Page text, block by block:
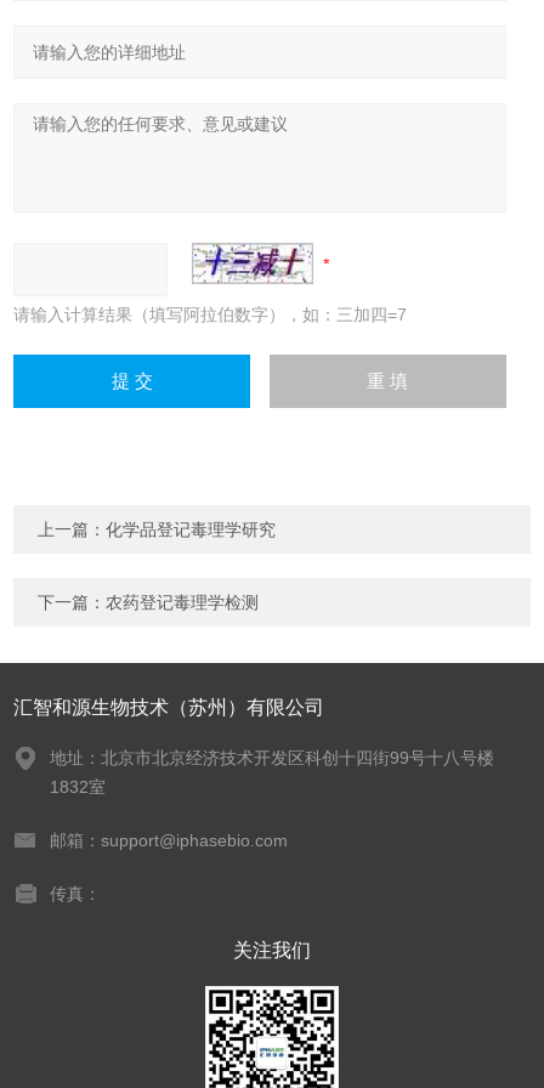
请输入计算结果（填写阿拉伯数字），如：三加四=7
上一篇：化学品登记毒理学研究
下一篇： 农药登记毒理学检测
汇智和源生物技术（苏州）有限公司
地址：北京市北京经济技术开发区科创十四街99号十八号楼
1832室
邮箱：support@iphasebio.com
传真：
关注我们